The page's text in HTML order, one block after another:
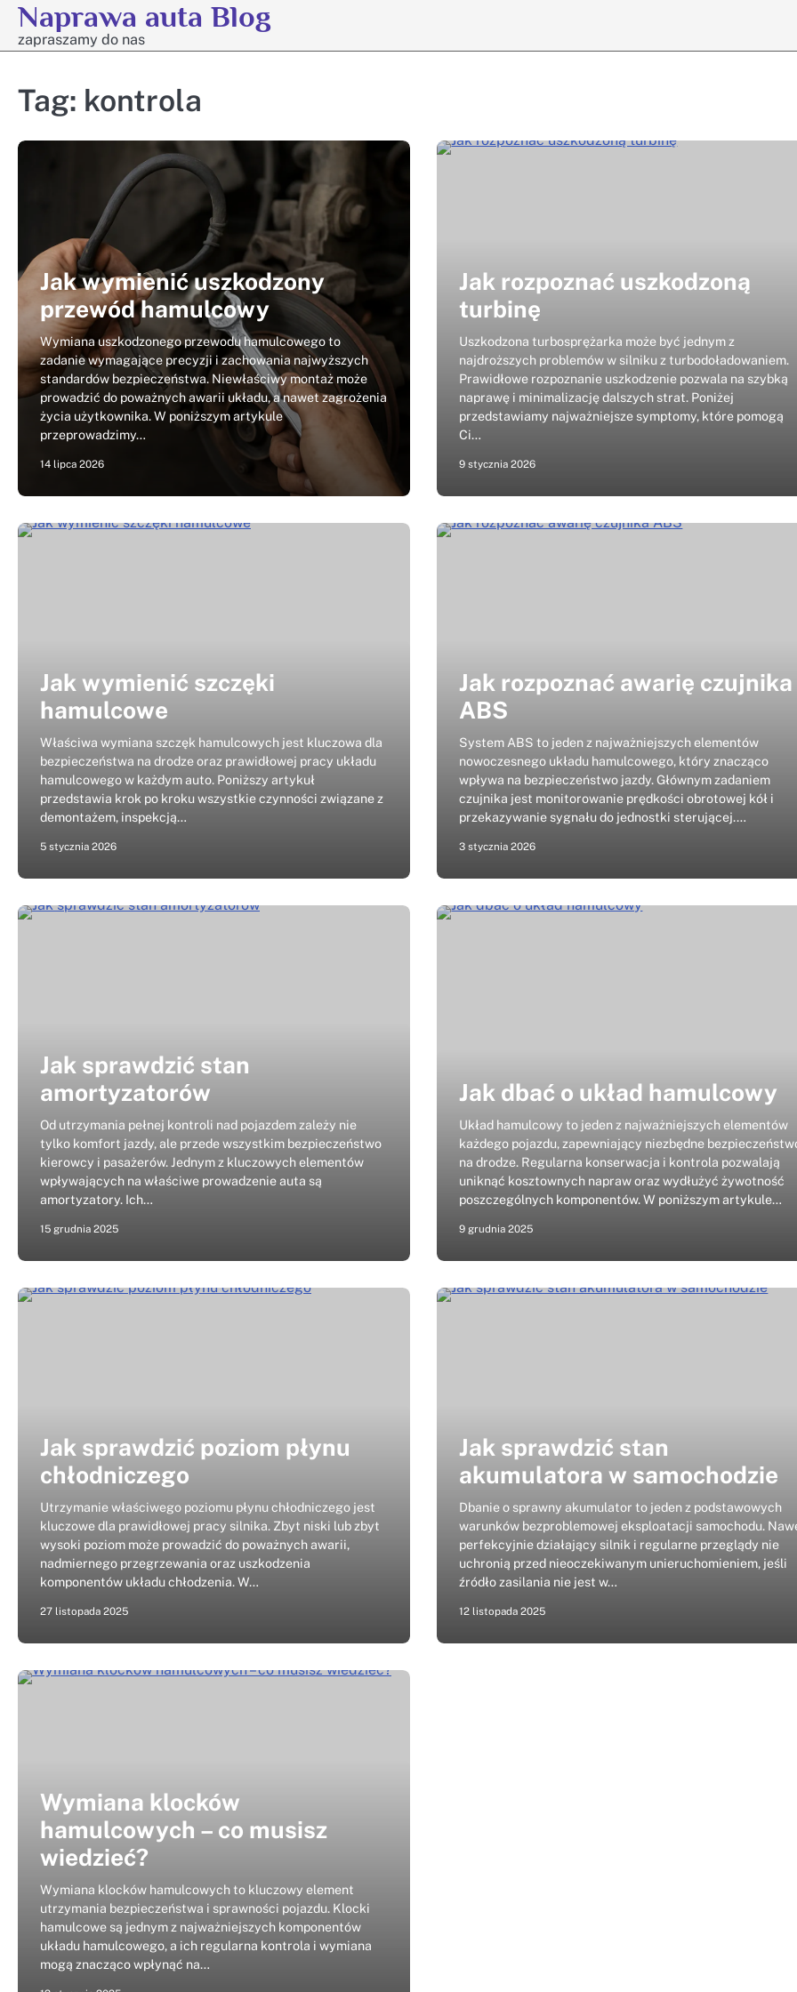
Skip
content
Naprawa auta Blog
zapraszamy do nas
Tag: kontrola
Jak wymienić uszkodzony
przewód hamulcowy
Wymiana uszkodzonego przewodu hamulcowego to
zadanie wymagające precyzji i zachowania najwyższych
standardów bezpieczeństwa. Niewłaściwy montaż może
prowadzić do poważnych awarii układu, a nawet zagrożenia
życia użytkownika. W poniższym artykule
przeprowadzimy…
14 lipca 2026
Jak rozpoznać uszkodzoną
turbinę
Uszkodzona turbosprężarka może być jednym z
najdroższych problemów w silniku z turbodoładowaniem.
Prawidłowe rozpoznanie uszkodzenie pozwala na szybką
naprawę i minimalizację dalszych strat. Poniżej
przedstawiamy najważniejsze symptomy, które pomogą
Ci…
9 stycznia 2026
Jak wymienić szczęki
hamulcowe
Właściwa wymiana szczęk hamulcowych jest kluczowa dla
bezpieczeństwa na drodze oraz prawidłowej pracy układu
hamulcowego w każdym auto. Poniższy artykuł
przedstawia krok po kroku wszystkie czynności związane z
demontażem, inspekcją…
5 stycznia 2026
Jak rozpoznać awarię czujnika
ABS
System ABS to jeden z najważniejszych elementów
nowoczesnego układu hamulcowego, który znacząco
wpływa na bezpieczeństwo jazdy. Głównym zadaniem
czujnika jest monitorowanie prędkości obrotowej kół i
przekazywanie sygnału do jednostki sterującej.…
3 stycznia 2026
Jak sprawdzić stan
amortyzatorów
Od utrzymania pełnej kontroli nad pojazdem zależy nie
tylko komfort jazdy, ale przede wszystkim bezpieczeństwo
kierowcy i pasażerów. Jednym z kluczowych elementów
wpływających na właściwe prowadzenie auta są
amortyzatory. Ich…
15 grudnia 2025
Jak dbać o układ hamulcowy
Układ hamulcowy to jeden z najważniejszych elementów
każdego pojazdu, zapewniający niezbędne
na drodze. Regularna konserwacja i kontrola pozwalają
uniknąć kosztownych napraw oraz wydłużyć żywotność
poszczególnych komponentów. W poniższym artykule…
9 grudnia 2025
Jak sprawdzić poziom płynu
chłodniczego
Utrzymanie właściwego poziomu płynu chłodniczego jest
kluczowe dla prawidłowej pracy silnika. Zbyt niski lub zbyt
wysoki poziom może prowadzić do poważnych awarii,
nadmiernego przegrzewania oraz uszkodzenia
komponentów układu chłodzenia. W…
27 listopada 2025
Jak sprawdzić stan
akumulatora w samochodzie
Dbanie o sprawny akumulator to jeden z podstawowych
warunków bezproblemowej eksploatacji samochodu.
perfekcyjnie działający silnik i regularne przeglądy nie
uchronią przed nieoczekiwanym unieruchomieniem, jeśli
źródło zasilania nie jest w…
12 listopada 2025
Wymiana klocków
hamulcowych – co musisz
wiedzieć?
Wymiana klocków hamulcowych to kluczowy element
utrzymania bezpieczeństwa i sprawności pojazdu. Klocki
hamulcowe są jednym z najważniejszych komponentów
układu hamulcowego, a ich regularna kontrola i wymiana
mogą znacząco wpłynąć na…